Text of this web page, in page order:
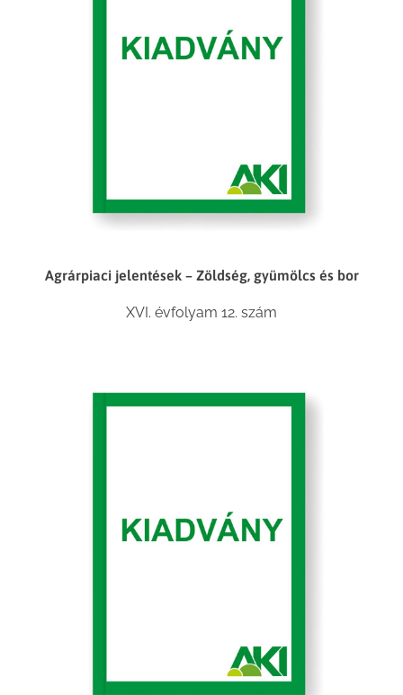
Agrárpiaci jelentések – Zöldség, gyümölcs és bor
XVI. évfolyam 12. szám